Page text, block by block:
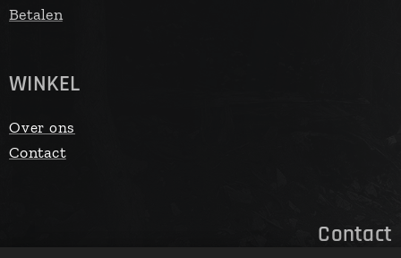
Betalen
WINKEL
Over ons
Contact
Contact